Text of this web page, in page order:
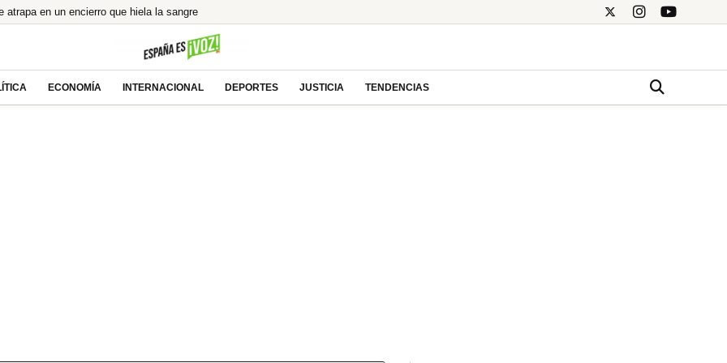
atrapa en un encierro que hiela la sangre
tras el portazo de Italia
ECONOMÍA INTERNACIONAL DEPORTES JUSTICIA TENDENCIAS